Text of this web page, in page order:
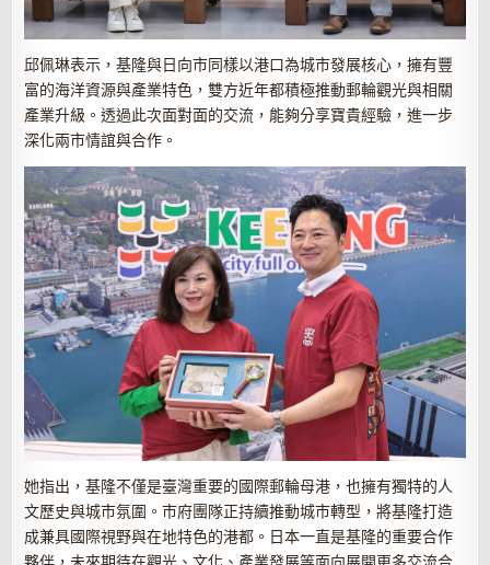
邱佩琳表示，基隆與日向市同樣以港口為城市發展核心，擁有豐
富的海洋資源與產業特色，雙方近年都積極推動郵輪觀光與相關
產業升級。透過此次面對面的交流，能夠分享寶貴經驗，進一步
深化兩市情誼與合作。
她指出，基隆不僅是臺灣重要的國際郵輪母港，也擁有獨特的人
文歷史與城市氛圍。市府團隊正持續推動城市轉型，將基隆打造
成兼具國際視野與在地特色的港都。日本一直是基隆的重要合作